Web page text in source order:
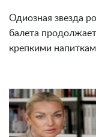
Одиозная звезда
балета
крепкими